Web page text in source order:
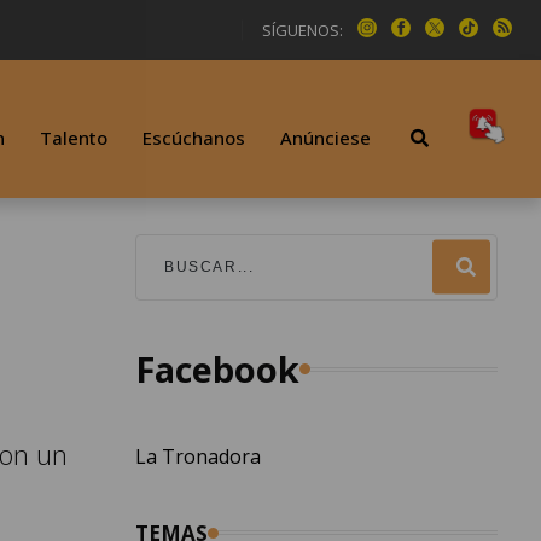
SÍGUENOS:
Talento Escúchanos Anúnciese
un
Facebook
La Tronadora
TEMAS